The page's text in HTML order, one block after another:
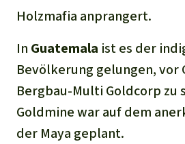
Holzmafia anprangert.
In Guatemala ist es der
Bevölkerung gelungen, vor
Bergbau-Multi Goldcorp zu
Goldmine war auf dem
der Maya geplant.